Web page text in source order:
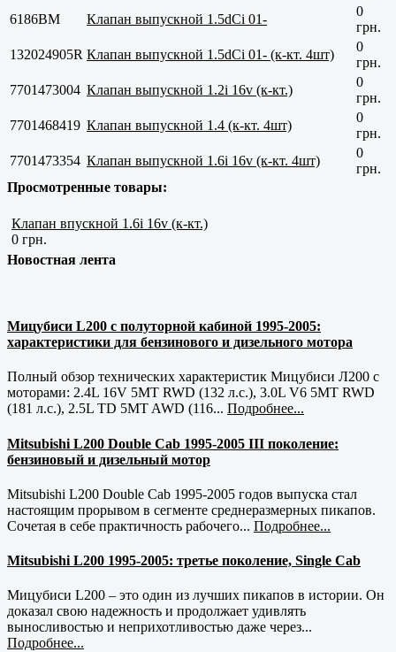
6186BM
Клапан выпускной 1.5dCi 01-
0
грн.
132024905R Клапан выпускной 1.5dCi 01- (к-кт. 4шт)
0
грн.
7701473004 Клапан выпускной 1.2i 16v (к-кт.)
0
грн.
7701468419 Клапан выпускной 1.4 (к-кт. 4шт)
0
грн.
7701473354 Клапан выпускной 1.6i 16v (к-кт. 4шт)
0
грн.
Просмотренные товары:
Клапан впускной 1.6i 16v (к-кт.)
0 грн.
Новостная лента
Мицубиси L200 с полуторной кабиной 1995-2005:
характеристики для бензинового и дизельного мотора
Полный обзор технических характеристик Мицубиси Л200 с
моторами: 2.4L 16V 5MT RWD (132 л.с.), 3.0L V6 5MT RWD
(181 л.с.), 2.5L TD 5MT AWD (116... Подробнее...
Mitsubishi L200 Double Cab 1995-2005 III поколение:
бензиновый и дизельный мотор
Mitsubishi L200 Double Cab 1995-2005 годов выпуска стал
настоящим прорывом в сегменте среднеразмерных пикапов.
Сочетая в себе практичность рабочего... Подробнее...
Mitsubishi L200 1995-2005: третье поколение, Single Cab
Мицубиси L200 – это один из лучших пикапов в истории. Он
доказал свою надежность и продолжает удивлять
выносливостью и неприхотливостью даже через...
Подробнее...